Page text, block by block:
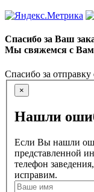
Спасибо за Ваш
Мы свяжемся с
Спасибо за
×
Нашли
Если Вы нашли
представленной
телефон
исправим.